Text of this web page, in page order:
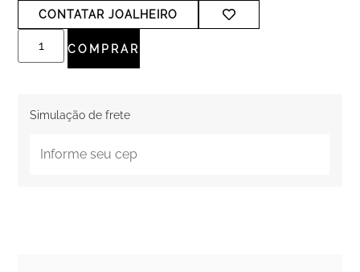
CONTATAR JOALHEIRO
COMPRAR
Simulação de frete